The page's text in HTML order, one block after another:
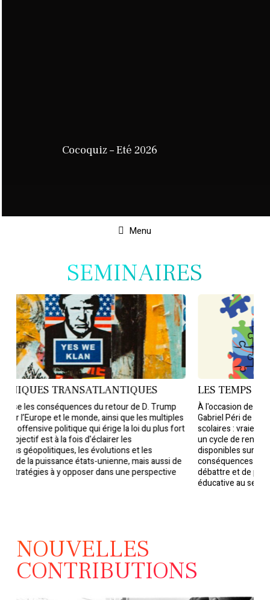
Cocoquiz – Eté 2026
Menu
SÉMINAIRES
TRANSATLANTIQUES
conséquences du retour de D. Trump
et le monde, ainsi que les multiples
politique qui érige la loi du plus fort
est à la fois d'éclairer les
les évolutions et les
états-unienne, mais aussi de
à y opposer dans une perspective
Les
temps
scolaires
LES TEMPS
À l'occasion de la parution
Gabriel Péri de l’ouvrage
scolaires : vraies
un cycle de rencontres
disponibles sur le sujet,
conséquences des
débattre et de proposer
éducative au service de
NOUVELLES
CONTRIBUTIONS